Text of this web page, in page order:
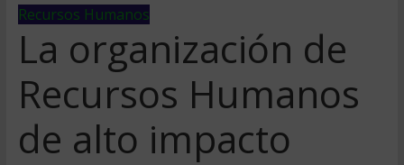
Recursos Humanos
La organización de
Recursos Humanos
de alto impacto